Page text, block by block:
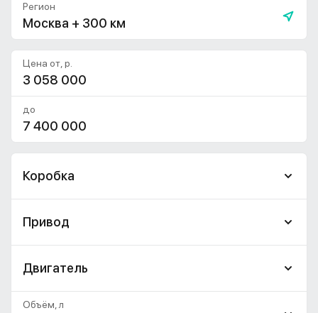
Москва + 300 км
Регион
Цена от, р.
до
Коробка
Привод
Двигатель
Объём, л